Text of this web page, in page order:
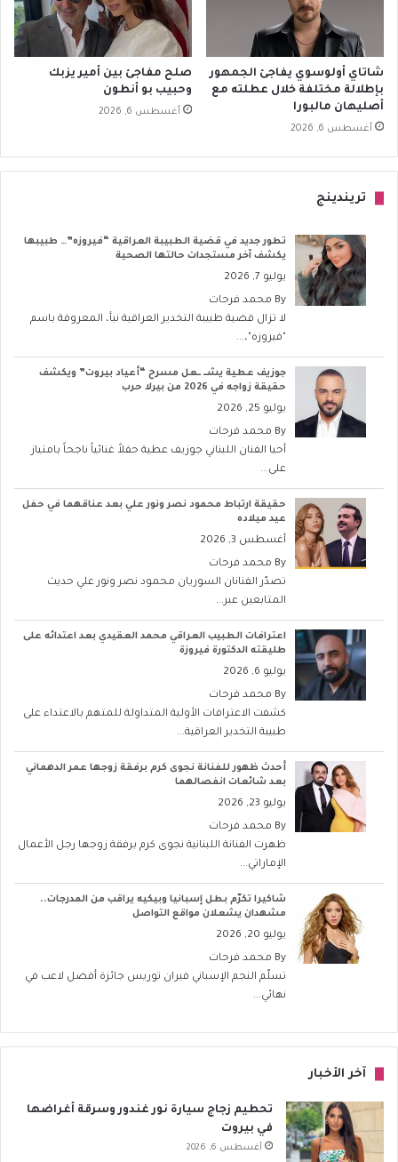
شاتاي أولوسوي يفاجئ الجمهور
بإطلالة مختلفة خلال عطلته مع
أصليهان مالبورا
أغسطس 6, 2026
صلح مفاجئ بين أمير يزبك
وحبيب بو أنطون
أغسطس 6, 2026
تريندينج
تطور جديد في قضية الطبيبة العراقية “فيروزه”… طبيبها
يكشف آخر مستجدات حالتها الصحية
يوليو 7, 2026
By محمد فرحات
لا تزال قضية طبيبة التخدير العراقية نبأ، المعروفة باسم
"فيروزه"،...
جوزيف عطية يشــ ــعل مسرح “أعياد بيروت” ويكشف
حقيقة زواجه في 2026 من بيرلا حرب
يوليو 25, 2026
By محمد فرحات
أحيا الفنان اللبناني جوزيف عطية حفلاً غنائياً ناجحاً بامتياز
على...
حقيقة ارتباط محمود نصر ونور علي بعد عناقهما في حفل
عيد ميلاده
أغسطس 3, 2026
By محمد فرحات
تصدّر الفنانان السوريان محمود نصر ونور علي حديث
المتابعين عبر...
اعترافات الطبيب العراقي محمد العقيدي بعد اعتدائه على
طليقته الدكتورة فيروزة
يوليو 6, 2026
By محمد فرحات
كشفت الاعترافات الأولية المتداولة للمتهم بالاعتداء على
طبيبة التخدير العراقية...
أحدث ظهور للفنانة نجوى كرم برفقة زوجها عمر الدهماني
بعد شائعات انفصالهما
يوليو 23, 2026
By محمد فرحات
ظهرت الفنانة اللبنانية نجوى كرم برفقة زوجها رجل الأعمال
الإماراتي...
شاكيرا تكرّم بطل إسبانيا وبيكيه يراقب من المدرجات..
مشهدان يشعلان مواقع التواصل
يوليو 20, 2026
By محمد فرحات
تسلّم النجم الإسباني فيران توريس جائزة أفضل لاعب في
نهائي...
آخر الأخبار
تحطيم زجاج سيارة نور غندور وسرقة أغراضها
في بيروت
أغسطس 6, 2026